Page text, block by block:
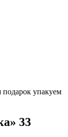
подарок упакуем
33